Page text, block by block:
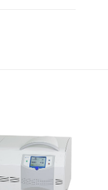
Ajouter
d’envies